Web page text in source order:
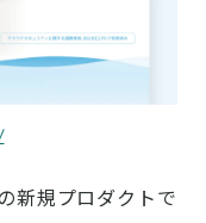
新規プロダクトで